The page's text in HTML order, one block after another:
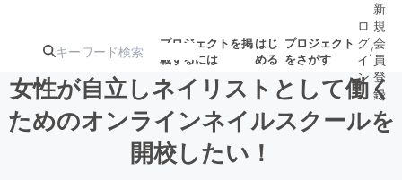
プロジェクトを掲
載するには
はじ
める
プロジェクト
をさがす
注目の新着プロ募集終了が近いプ
ロ
グ
イ
ン
/
新
規
会
員
登
録
女性が自立しネイリストとして働く
ためのオンラインネイルスクールを
開校したい！